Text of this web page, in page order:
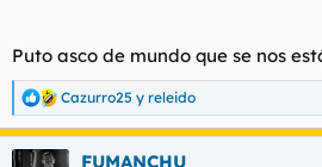
Puto asco de mundo que se nos
R
e
a
Cazurro25 y releido
FUMANCHU